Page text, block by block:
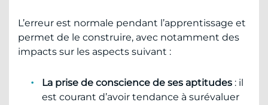
L’erreur est normale pendant l’apprentissage et
permet de le construire, avec notamment des
impacts sur les aspects suivant :
La prise de conscience de ses aptitudes : il
est courant d’avoir tendance à surévaluer